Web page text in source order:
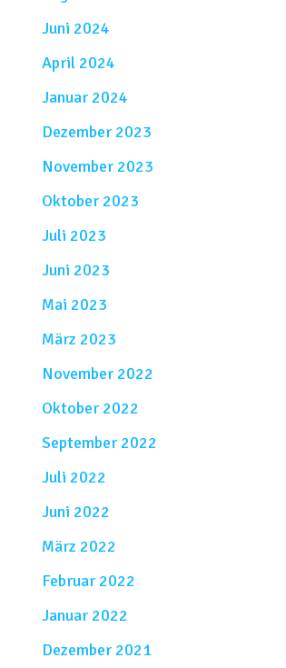
Juni 2024
April 2024
Januar 2024
Dezember 2023
November 2023
Oktober 2023
Juli 2023
Juni 2023
Mai 2023
März 2023
November 2022
Oktober 2022
September 2022
Juli 2022
Juni 2022
März 2022
Februar 2022
Januar 2022
Dezember 2021